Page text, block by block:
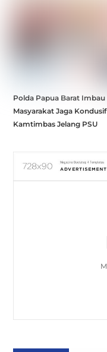
Polda Papua Barat Imbau
Masyarakat Jaga
Kamtimbas Jelang PSU